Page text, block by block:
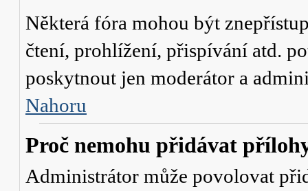
Některá fóra mohou být
čtení, prohlížení, přispívání atd.
poskytnout jen moderátor a
Nahoru
Proč nemohu přidávat
Administrátor může povolovat